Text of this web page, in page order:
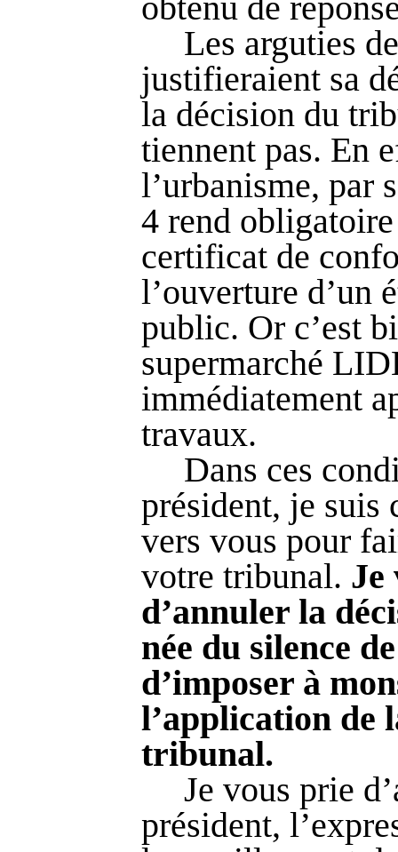
Les arguties
justifieraient sa
la décision du
tiennent pas. En
l’urbanisme, par
4 rend
certificat de
l’ouverture d’un
public. Or c’est
supermarché
immédiatement
travaux.
Dans ces
président, je suis
vers vous pour
votre tribunal. Je
d’annuler la
née du silence
d’imposer à
l’application de
tribunal.
Je vous prie
président,